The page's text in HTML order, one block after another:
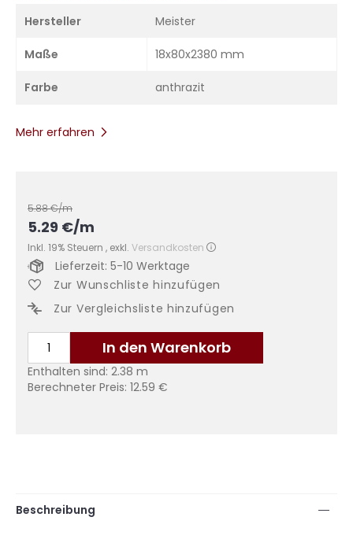
Hersteller Meister
Maße 18x80x2380 mm
Farbe anthrazit
Mehr erfahren
5.88€/m
5.29 €/m
Inkl. 19% Steuern , exkl. Versandkosten
In den Warenkorb
Enthalten sind: 2.38 m
Berechneter Preis: 12.59 €
Lieferzeit: 5-10 Werktage
Zur Wunschliste hinzufügen
Zur Vergleichsliste hinzufügen
Beschreibung